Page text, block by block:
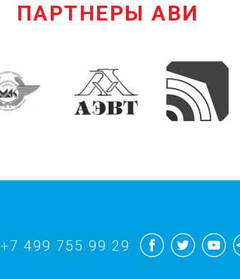
ПАРТНЕРЫ АВИ
+7 499 755 99 29